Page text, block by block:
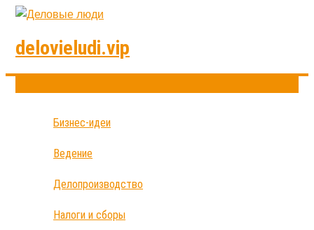
delovieludi.vip
Бизнес-идеи
Ведение
Делопроизводство
Налоги и сборы